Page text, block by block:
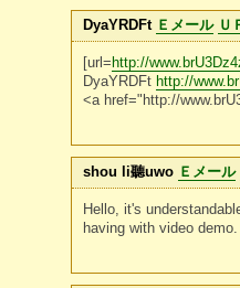
DyaYRDFt Ｅメール Ｕ
[url= http://
DyaYRDFt http://
<a href="http://
shou li聽uwo Ｅメール
Hello, it's
having with video demo.